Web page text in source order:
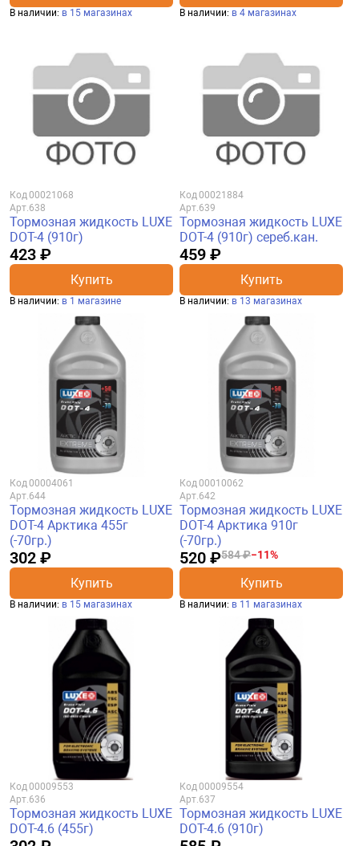
В наличии: в 15 магазинах В наличии: в 4 магазинах
Код00021068
Арт.638
Тормозная жидкость LUXE
DOT-4 (910г)
423 ₽
Купить
В наличии: в 1 магазине
Код00021884
Арт.639
Тормозная жидкость LUXE
DOT-4 (910г) сереб.кан.
459 ₽
Купить
В наличии: в 13 магазинах
Код00004061
Арт.644
Тормозная жидкость LUXE
DOT-4 Арктика 455г
(-70гр.)
302 ₽
Купить
В наличии: в 15 магазинах
Код00010062
Арт.642
Тормозная жидкость LUXE
DOT-4 Арктика 910г
(-70гр.)
520 ₽584 ₽−11%
Купить
В наличии: в 11 магазинах
Код00009553
Арт.636
Тормозная жидкость LUXE
DOT-4.6 (455г)
Код00009554
Арт.637
Тормозная жидкость LUXE
DOT-4.6 (910г)